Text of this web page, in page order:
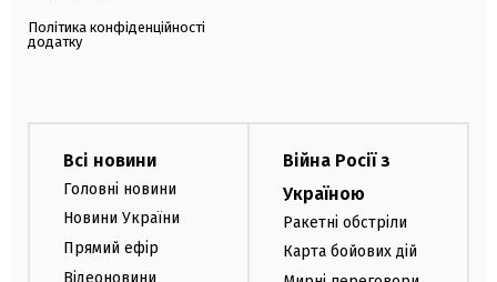
Політика конфіденційності
додатку
Всі новини
Головні новини
Новини України
Прямий ефір
Відеоновини
Війна Росії з
Україною
Ракетні обстріли
Карта бойових дій